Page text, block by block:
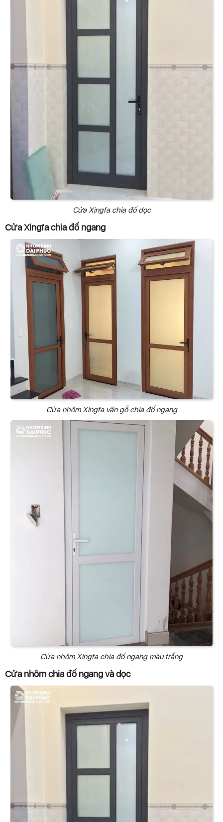
Cửa Xingfa chia đố dọc
Cửa Xingfa chia đố ngang
Cửa nhôm Xingfa vân gỗ chia đố ngang
Cửa nhôm Xingfa chia đố ngang màu trắng
Cửa nhôm chia đố ngang và dọc